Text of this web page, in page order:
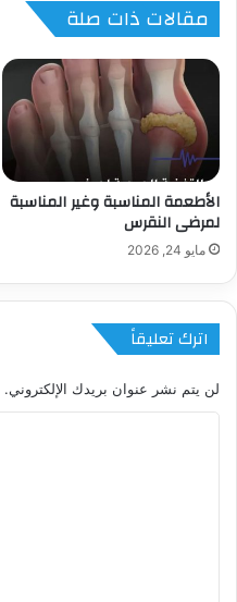
مقالات ذات صلة
الأطعمة المناسبة وغير المناسبة
لمرضى النقرس
مايو 24, 2026
اترك تعليقاً
لن يتم نشر عنوان بريدك الإلكتروني.